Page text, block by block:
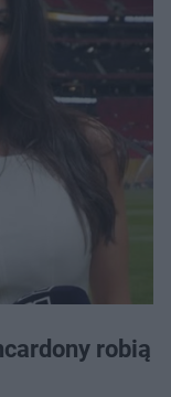
robią